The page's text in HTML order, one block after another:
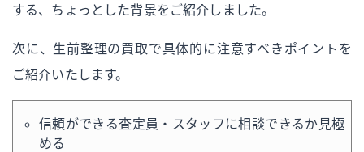
する、ちょっとした背景をご紹介しました。
次に、生前整理の買取で具体的に注意すべきポイントを
ご紹介いたします。
信頼ができる査定員・スタッフに相談できるか見極
める